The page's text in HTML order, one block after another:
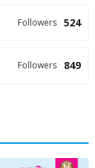
524
Followers
849
Followers